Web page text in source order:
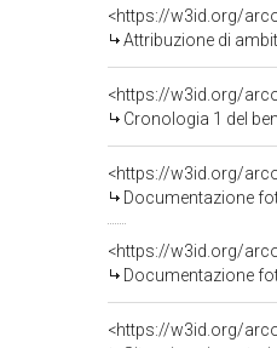
<https://w3id.org/
Attribuzione di
<https://w3id.org/
Cronologia 1 del
Documentazione
Documentazione
<https://w3id.org/